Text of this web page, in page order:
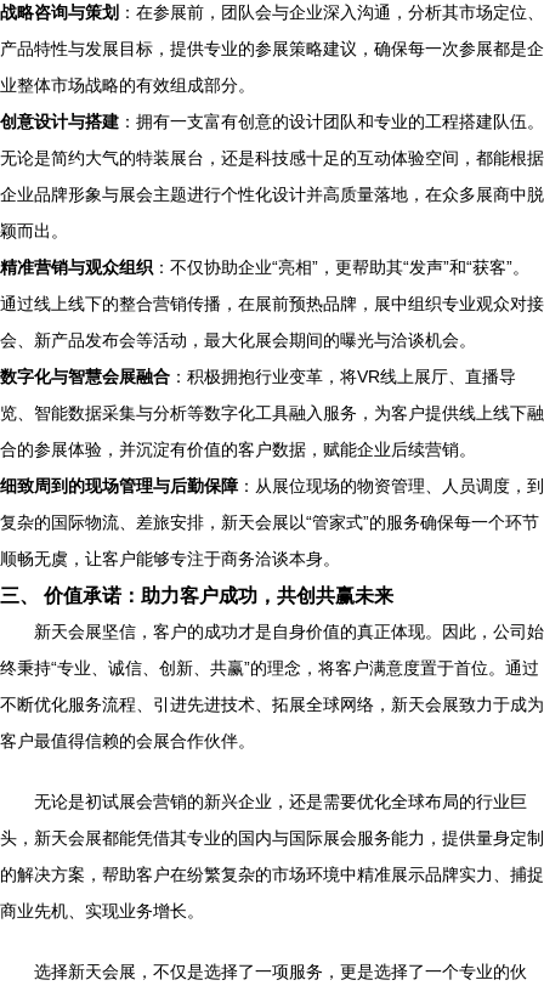
战略咨询与策划 ：在参展前，团队会与企业深入沟通，分析其市场定位、
产品特性与发展目标，提供专业的参展策略建议，确保每一次参展都是企
业整体市场战略的有效组成部分。
创意设计与搭建 ：拥有一支富有创意的设计团队和专业的工程搭建队伍。
无论是简约大气的特装展台，还是科技感十足的互动体验空间，都能根据
企业品牌形象与展会主题进行个性化设计并高质量落地，在众多展商中脱
颖而出。
精准营销与观众组织 ：不仅协助企业“亮相”，更帮助其“发声”和“获客”。
通过线上线下的整合营销传播，在展前预热品牌，展中组织专业观众对接
会、新产品发布会等活动，最大化展会期间的曝光与洽谈机会。
数字化与智慧会展融合 ：积极拥抱行业变革，将VR线上展厅、直播导
览、智能数据采集与分析等数字化工具融入服务，为客户提供线上线下融
合的参展体验，并沉淀有价值的客户数据，赋能企业后续营销。
细致周到的现场管理与后勤保障 ：从展位现场的物资管理、人员调度，到
复杂的国际物流、差旅安排，新天会展以“管家式”的服务确保每一个环节
顺畅无虞，让客户能够专注于商务洽谈本身。
三、 价值承诺：助力客户成功，共创共赢未来
新天会展坚信，客户的成功才是自身价值的真正体现。因此，公司始
终秉持“专业、诚信、创新、共赢”的理念，将客户满意度置于首位。通过
不断优化服务流程、引进先进技术、拓展全球网络，新天会展致力于成为
客户最值得信赖的会展合作伙伴。
无论是初试展会营销的新兴企业，还是需要优化全球布局的行业巨
头，新天会展都能凭借其专业的国内与国际展会服务能力，提供量身定制
的解决方案，帮助客户在纷繁复杂的市场环境中精准展示品牌实力、捕捉
商业先机、实现业务增长。
选择新天会展，不仅是选择了一项服务，更是选择了一个专业的伙